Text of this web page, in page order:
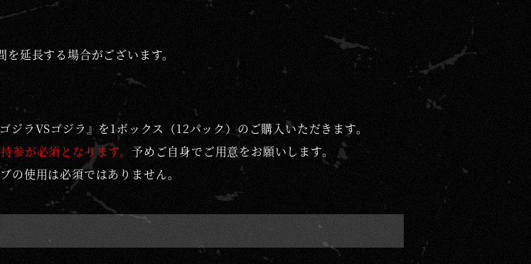
延長する場合がございます。
ラVSゴジラ』を1ボックス（12パック）のご購入いただきます。
参が必須となります。 予めご自身でご用意をお願いします。
の使用は必須ではありません。